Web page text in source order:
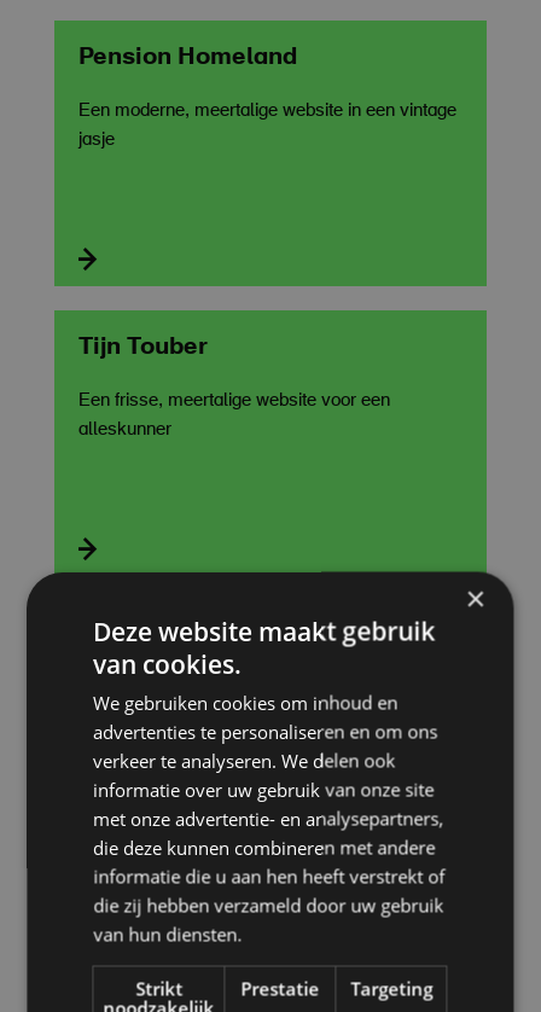
Pension Homeland
Een moderne, meertalige website in een vintage
jasje

Tijn Touber
Een frisse, meertalige website voor een
alleskunner

Van Vliet
Een meertalige onepager, smaakvol
vormgegeven
Fysiotherapie Santwee
Frisse, eigentijdse website met plek voor beeld
×
Deze website maakt gebruik
van cookies.
We gebruiken cookies om inhoud en
advertenties te personaliseren en om ons
verkeer te analyseren. We delen ook
informatie over uw gebruik van onze site
met onze advertentie- en analysepartners,
die deze kunnen combineren met andere
informatie die u aan hen heeft verstrekt of
die zij hebben verzameld door uw gebruik
van hun diensten.
Strikt
Prestatie Targeting